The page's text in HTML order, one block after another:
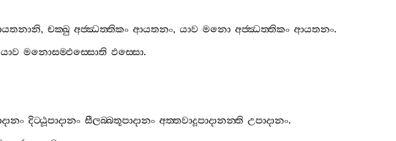
, චක‍්ඛු අජ‍්ඣත‍්තිකං ආයතනං, යාව මනො අජ‍්ඣත‍්තිකං ආයතනං.
යාව මනොසම‍්ඵස‍්සොති ඵස‍්සො.
දිට‍්ඨූපාදානං සීලබ‍්බතූපාදානං අත‍්තවාදූපාදානන‍්ති උපාදානං.